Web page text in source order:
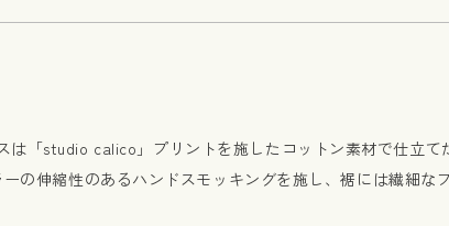
「studio calico」プリントを施したコットン素材で仕立て
の伸縮性のあるハンドスモッキングを施し、裾には繊細